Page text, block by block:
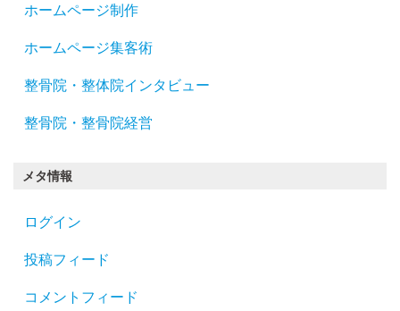
ホームページ制作
ホームページ集客術
整骨院・整体院インタビュー
整骨院・整骨院経営
メタ情報
ログイン
投稿フィード
コメントフィード